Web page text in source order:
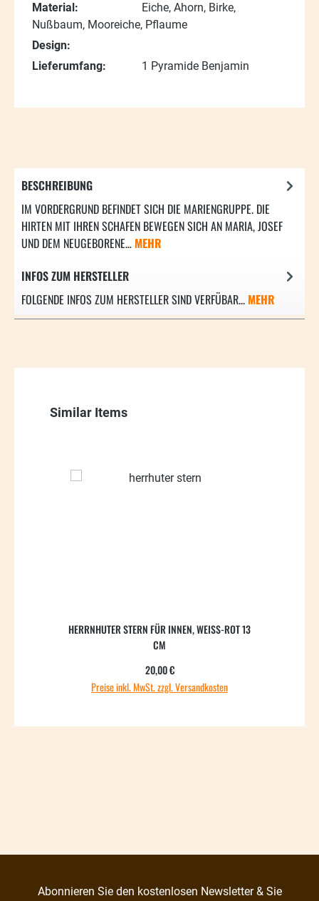
Material:
Eiche, Ahorn, Birke,
Nußbaum, Mooreiche, Pflaume
Design:
Lieferumfang:
1 Pyramide Benjamin
BESCHREIBUNG
IM VORDERGRUND BEFINDET SICH DIE MARIENGRUPPE. DIE
HIRTEN MIT IHREN SCHAFEN BEWEGEN SICH AN MARIA, JOSEF
UND DEM NEUGEBORENE… MEHR
INFOS ZUM HERSTELLER
FOLGENDE INFOS ZUM HERSTELLER SIND VERFÜBAR... MEHR
Produktgalerie überspringen
Similar Items
HERRNHUTER STERN FÜR INNEN, WEISS-ROT 13 C
M
Regulärer Preis:
20,00 €
Preise inkl. MwSt. zzgl. Versandkosten
Abonnieren Sie den kostenlosen Newsletter & Sie